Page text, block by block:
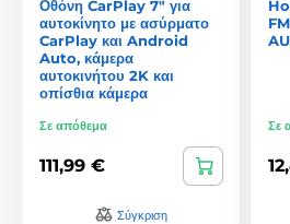
Οθόνη CarPlay 7" για
αυτοκίνητο με ασύρματο
CarPlay και Android
Auto, κάμερα
αυτοκινήτου 2K και
οπίσθια κάμερα
Σε απόθεμα
111,99 €
Σύγκριση
Σε